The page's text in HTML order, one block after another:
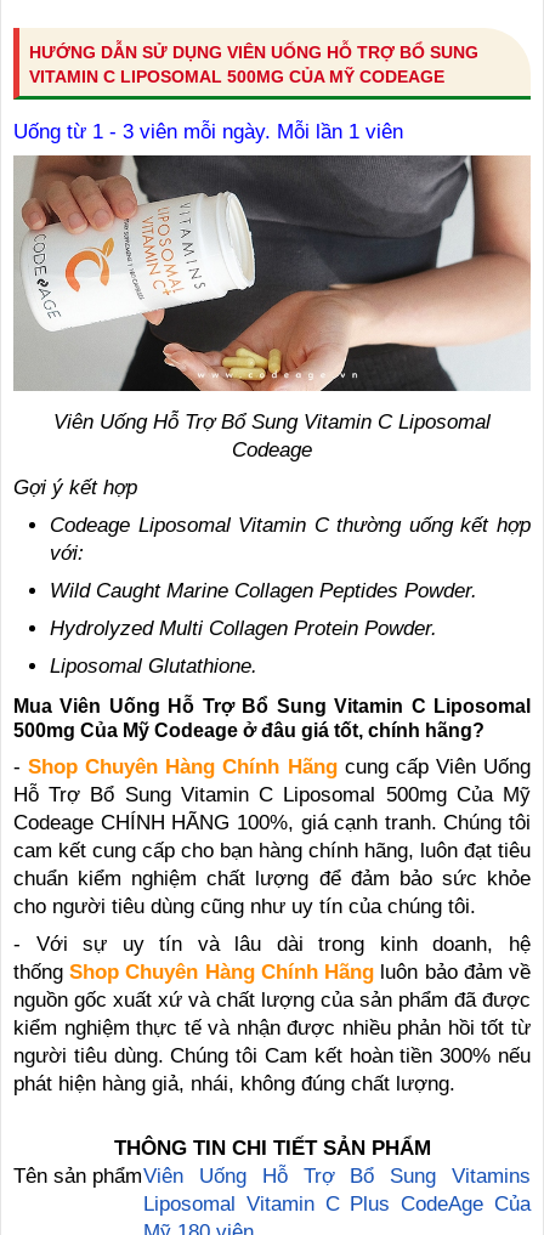
HƯỚNG DẪN SỬ DỤNG VIÊN UỐNG HỖ TRỢ BỔ SUNG
VITAMIN C LIPOSOMAL 500MG CỦA MỸ CODEAGE
Uống từ 1 - 3 viên mỗi ngày. Mỗi lần 1 viên
Viên Uống Hỗ Trợ Bổ Sung Vitamin C Liposomal
Codeage
Gợi ý kết hợp
Codeage Liposomal Vitamin C thường uống kết hợp
với:
Wild Caught Marine Collagen Peptides Powder.
Hydrolyzed Multi Collagen Protein Powder.
Liposomal Glutathione.
Mua Viên Uống Hỗ Trợ Bổ Sung Vitamin C Liposomal
500mg Của Mỹ Codeage ở đâu giá tốt, chính hãng?
-Shop Chuyên Hàng Chính Hãngcung cấp Viên Uống
Hỗ Trợ Bổ Sung Vitamin C Liposomal 500mg Của Mỹ
Codeage CHÍNH HÃNG 100%, giá cạnh tranh.Chúng tôi
cam kết cung cấp cho bạn hàng chính hãng, luôn đạt tiêu
chuẩn kiểm nghiệm chất lượng để đảm bảo sức khỏe
cho người tiêu dùng cũng như uy tín của chúng tôi.
- Với sự uy tín và lâu dài trong kinh doanh, hệ
thốngShop Chuyên Hàng Chính Hãng luôn bảo đảm về
nguồn gốc xuất xứ và chất lượng của sản phẩm đã được
kiểm nghiệm thực tế và nhận được nhiều phản hồi tốt từ
người tiêu dùng. Chúng tôi Cam kết hoàn tiền 300% nếu
phát hiện hàng giả, nhái, không đúng chất lượng.
THÔNG TIN CHI TIẾT SẢN PHẨM
Tên sản phẩmViên Uống Hỗ Trợ Bổ Sung Vitamins
Liposomal Vitamin C Plus CodeAge Của